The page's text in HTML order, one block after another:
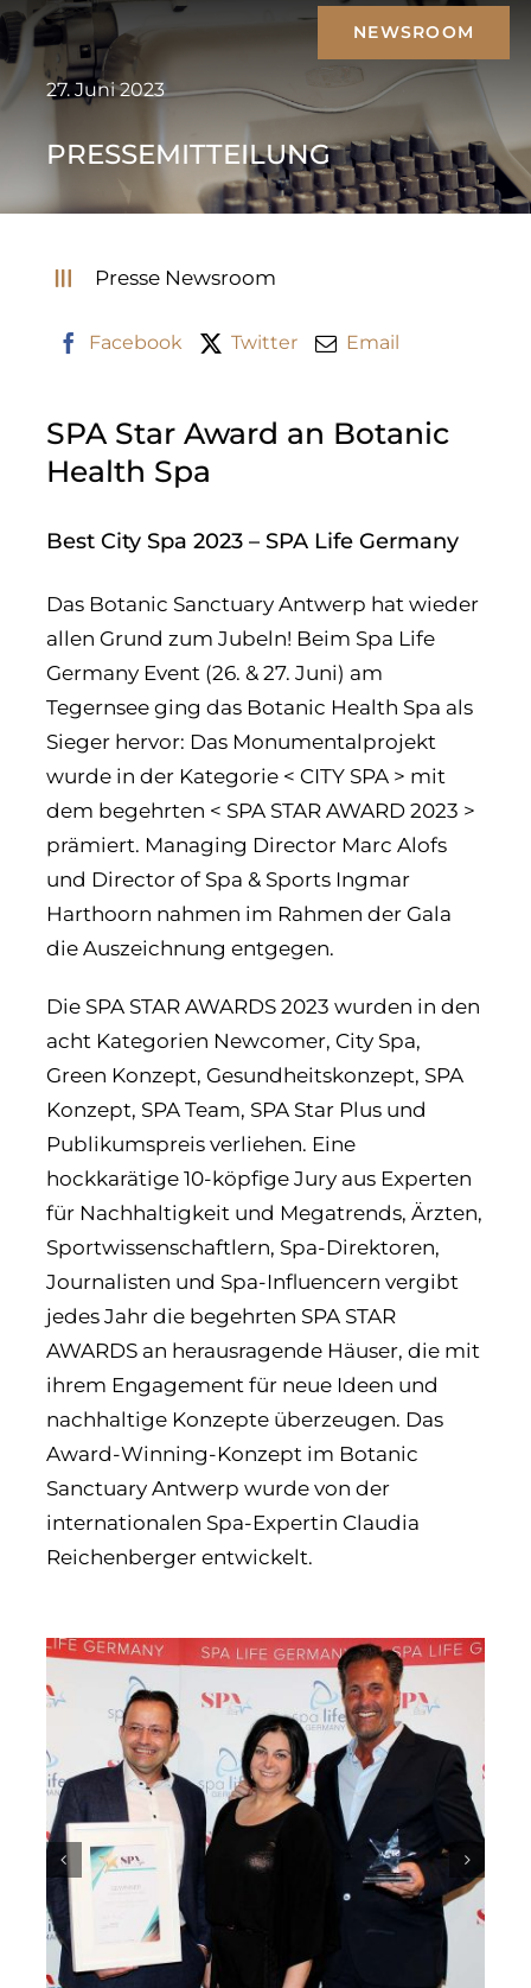
Zum
Inhalt
springen
NEWSROOM
27. Juni 2023
PRESSEMITTEILUNG
Presse Newsroom
Facebook Twitter Email
SPA Star Award an Botanic
Health Spa
Best City Spa 2023 – SPA Life Germany
Das Botanic Sanctuary Antwerp hat wieder
allen Grund zum Jubeln! Beim Spa Life
Germany Event (26. & 27. Juni) am
Tegernsee ging das Botanic Health Spa als
Sieger hervor: Das Monumentalprojekt
wurde in der Kategorie < CITY SPA > mit
dem begehrten < SPA STAR AWARD 2023 >
prämiert. Managing Director Marc Alofs
und Director of Spa & Sports Ingmar
Harthoorn nahmen im Rahmen der Gala
die Auszeichnung entgegen.
Die SPA STAR AWARDS 2023 wurden in den
acht Kategorien Newcomer, City Spa,
Green Konzept, Gesundheitskonzept, SPA
Konzept, SPA Team, SPA Star Plus und
Publikumspreis verliehen. Eine
hockkarätige 10-köpfige Jury aus Experten
für Nachhaltigkeit und Megatrends, Ärzten,
Sportwissenschaftlern, Spa-Direktoren,
Journalisten und Spa-Influencern vergibt
jedes Jahr die begehrten SPA STAR
AWARDS an herausragende Häuser, die mit
ihrem Engagement für neue Ideen und
nachhaltige Konzepte überzeugen. Das
Award-Winning-Konzept im Botanic
Sanctuary Antwerp wurde von der
internationalen Spa-Expertin Claudia
Reichenberger entwickelt.